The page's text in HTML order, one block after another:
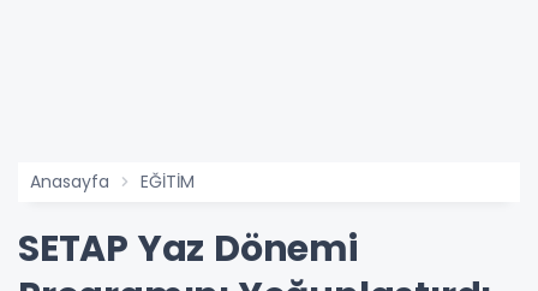
Anasayfa EĞİTİM
SETAP Yaz Dönemi